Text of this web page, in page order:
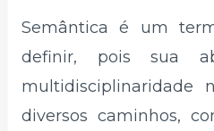
Semântica é um
definir, pois sua
multidisciplinaridade
diversos caminhos,